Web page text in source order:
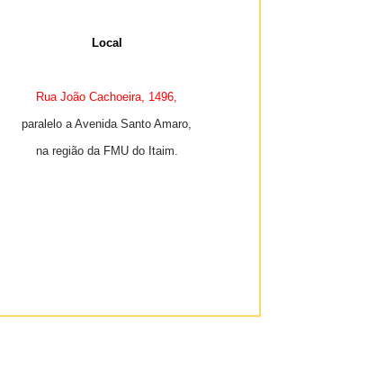
Local
Rua João Cachoeira, 1496,
paralelo a Avenida Santo Amaro,
na região da FMU do Itaim.